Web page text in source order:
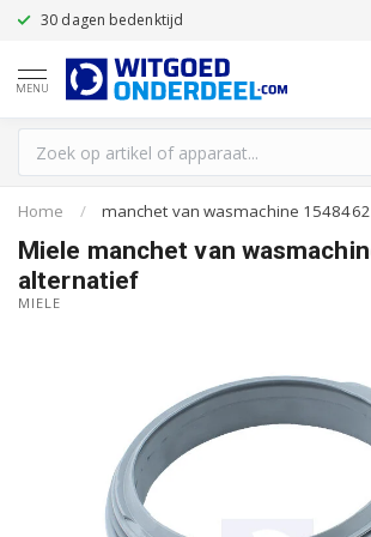
30 dagen bedenktijd
MENU
Home / manchet van wasmachine
Miele manchet van
alternatief
MIELE